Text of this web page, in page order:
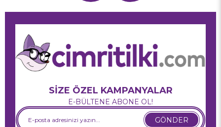
SİZE ÖZEL KAMPANYALAR
E-BÜLTENE ABONE OL!
GÖNDER